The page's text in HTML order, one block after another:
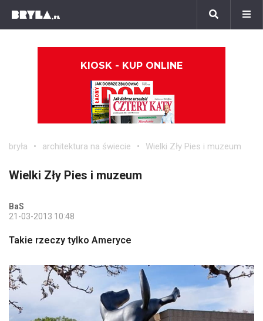
KIOSK - KUP ONLINE
bryła architektura na świecie Wielki Zły Pies i muzeum
Wielki Zły Pies i muzeum
BaS
21-03-2013 10:48
Takie rzeczy tylko Ameryce